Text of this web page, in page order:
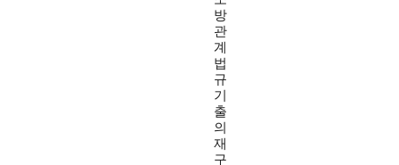
방
관
계
법
규
기
출
의
재
구